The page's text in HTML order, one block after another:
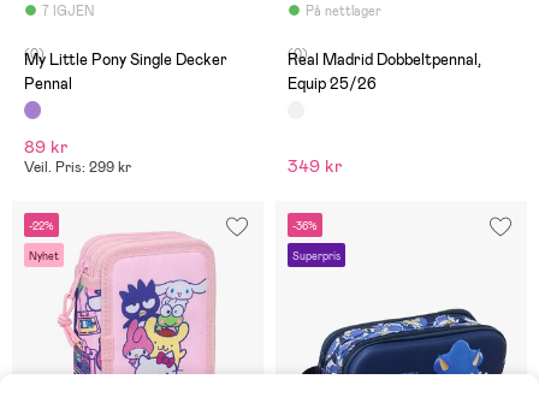
7 IGJEN
(0)
My Little Pony Single Decker
Pennal
89 kr
Veil. Pris: 299 kr
På nettlager
(0)
Real Madrid Dobbeltpennal,
Equip 25/26
349 kr
-22%
Nyhet
-36%
Superpris